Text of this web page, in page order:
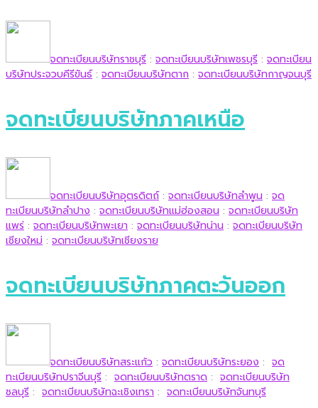
จดทะเบียนบริษัทราชบุรี : จดทะเบียนบริษัทเพชรบุรี : จดทะเบียน
บริษัทประจวบคีรีขันธ์: จดทะเบียนบริษัทตาก : จดทะเบียนบริษัทกาญจนบุรี
จดทะเบียนบริษัทภาคเหนือ
จดทะเบียนบริษัทอุตรดิตถ์: จดทะเบียนบริษัทลำพูน : จด
ทะเบียนบริษัทลำปาง : จดทะเบียนบริษัทแม่ฮ่องสอน : จดทะเบียนบริษัท
แพร่ : จดทะเบียนบริษัทพะเยา : จดทะเบียนบริษัทน่าน : จดทะเบียนบริษัท
เชียงใหม่ : จดทะเบียนบริษัทเชียงราย
จดทะเบียนบริษัทภาคตะวันออก
จดทะเบียนบริษัทสระแก้ว : จดทะเบียนบริษัทระยอง : จด
ทะเบียนบริษัทปราจีนบุรี : จดทะเบียนบริษัทตราด : จดทะเบียนบริษัท
ชลบุรี : จดทะเบียนบริษัทฉะเชิงเทรา : จดทะเบียนบริษัทจันทบุรี